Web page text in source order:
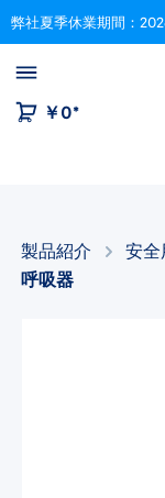
to B2B
￥0*
製品紹介
安全
呼吸器
画像ギャラリ